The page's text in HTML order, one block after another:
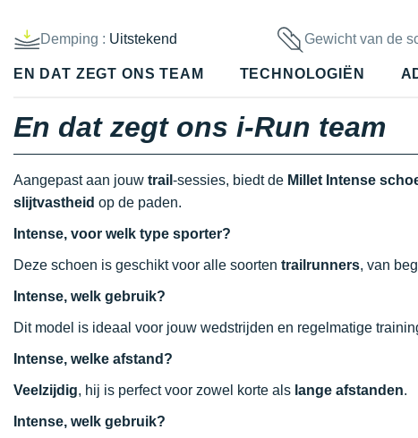
Demping : Uitstekend Gewicht van de
EN DAT ZEGT ONS TEAM TECHNOLOGIËN
En dat zegt ons i-Run team
Aangepast aan jouw trail -sessies, biedt de Millet Intense
slijtvastheid op de paden.
Intense, voor welk type sporter?
Deze schoen is geschikt voor alle soorten trailrunners, van
Intense, welk gebruik?
Dit model is ideaal voor jouw wedstrijden en regelmatige
Intense, welke afstand?
Veelzijdig, hij is perfect voor zowel korte als lange afstanden.
Intense, welk gebruik?